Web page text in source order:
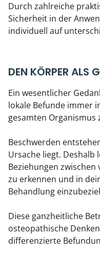
Durch zahlreiche
Sicherheit in der
individuell auf
DEN KÖRPER ALS
Ein wesentlicher
lokale Befunde immer
gesamten Organismus
Beschwerden
Ursache liegt.
Beziehungen
zu erkennen und in
Behandlung
Diese ganzheitliche
osteopathische
differenzierte